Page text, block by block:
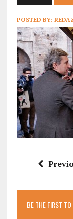
POSTED BY:
BE THE FIRST